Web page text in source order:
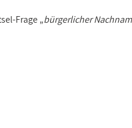
Frage „bürgerlicher